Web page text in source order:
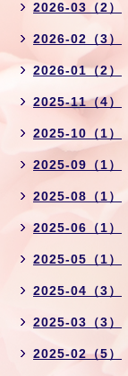
2026-03（2）
2026-02（3）
2026-01（2）
2025-11（4）
2025-10（1）
2025-09（1）
2025-08（1）
2025-06（1）
2025-05（1）
2025-04（3）
2025-03（3）
2025-02（5）